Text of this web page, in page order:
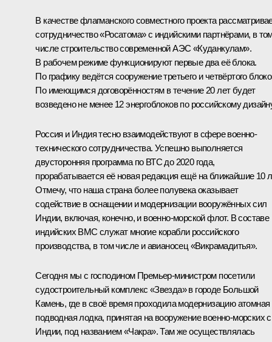
В качестве флагманского совместного проекта
сотрудничество «Росатома» с индийскими партнёрами, в
числе строительство современной АЭС «Куданкулам».
В рабочем режиме функционируют первые два её блока.
По графику ведётся сооружение третьего и четвёртого
По имеющимся договорённостям в течение 20 лет будет
возведено не менее 12 энергоблоков по российскому
Россия и Индия тесно взаимодействуют в сфере военно-
технического сотрудничества. Успешно выполняется
двусторонняя программа по ВТС до 2020 года,
прорабатывается её новая редакция ещё на ближайшие 10
Отмечу, что наша страна более полувека оказывает
содействие в оснащении и модернизации вооружённых сил
Индии, включая, конечно, и военно-морской флот. В составе
индийских ВМС служат многие корабли российского
производства, в том числе и авианосец «Викрамадитья».
Сегодня мы с господином Премьер-министром посетили
судостроительный комплекс «Звезда» в городе Большой
Камень, где в своё время проходила модернизацию атомная
подводная лодка, принятая на вооружение военно-морских
Индии, под названием «Чакра». Там же осуществлялась